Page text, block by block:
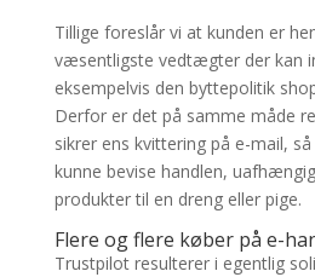
Tillige foreslår vi at kunden er
væsentligste vedtægter der kan
eksempelvis den byttepolitik
Derfor er det på samme måde
sikrer ens kvittering på e-mail,
kunne bevise handlen,
produkter til en dreng eller pige.
Flere og flere køber på e-
Trustpilot resulterer i egentlig